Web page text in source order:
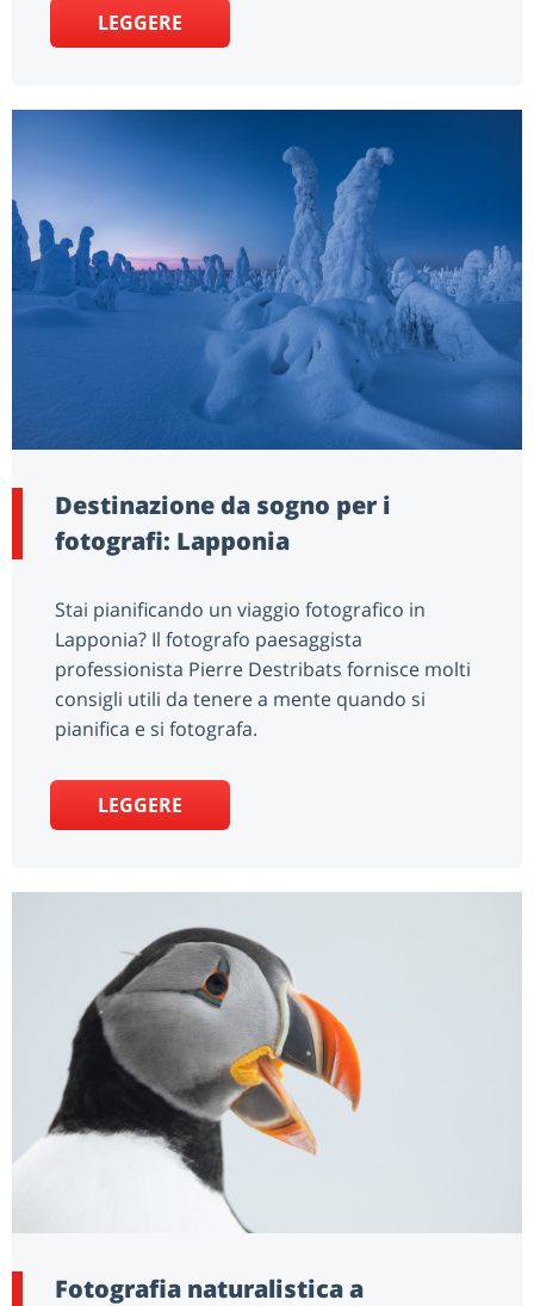
LEGGERE
Destinazione da sogno per i
fotografi: Lapponia
Stai pianificando un viaggio fotografico in
Lapponia? Il fotografo paesaggista
professionista Pierre Destribats fornisce molti
consigli utili da tenere a mente quando si
pianifica e si fotografa.
LEGGERE
Fotografia naturalistica a